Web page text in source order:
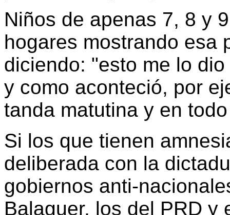
Niños de apenas 7, 8 y
hogares mostrando esa
diciendo: "esto me lo
y como aconteció, por
tanda matutina y en
Si los que tienen
deliberada con la
gobiernos anti-
Balaguer, los del PRD y